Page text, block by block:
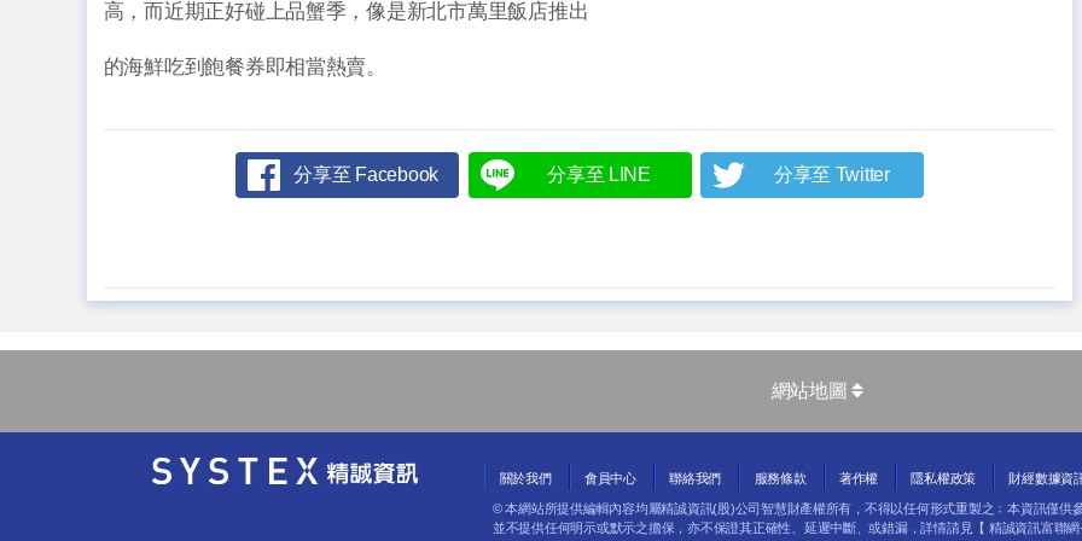
高，而近期正好碰上品蟹季，像是新北市萬里飯店推出
的海鮮吃到飽餐券即相當熱賣。
分享至 Facebook 分享至 LINE 分享至 Twitter
網站地圖
關於我們 會員中心 聯絡我們 服務條款 著作權 隱私權政策 財經數據資
© 本網站所提供編輯內容均屬精誠資訊(股)公司智慧財產權所有，不得以任何形式重製之﹔本資訊僅供參
並不提供任何明示或默示之擔保，亦不保證其正確性、延遲中斷、或錯漏，詳情請見【 精誠資訊富聯